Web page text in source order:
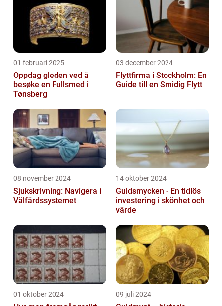
01 februari 2025
Oppdag gleden ved å
besøke en Fullsmed i
Tønsberg
03 december 2024
Flyttfirma i Stockholm: En
Guide till en Smidig Flytt
08 november 2024
Sjukskrivning: Navigera i
Välfärdssystemet
14 oktober 2024
Guldsmycken - En tidlös
investering i skönhet och
värde
01 oktober 2024 09 juli 2024